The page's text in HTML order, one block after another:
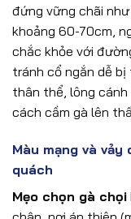
đứng vững chãi
khoảng 60-70cm,
chắc khỏe với
tránh cổ ngắn dễ
thân thể, lông
cách cầm gà lên
Màu mạng và
quách
Mẹo chọn gà chọi